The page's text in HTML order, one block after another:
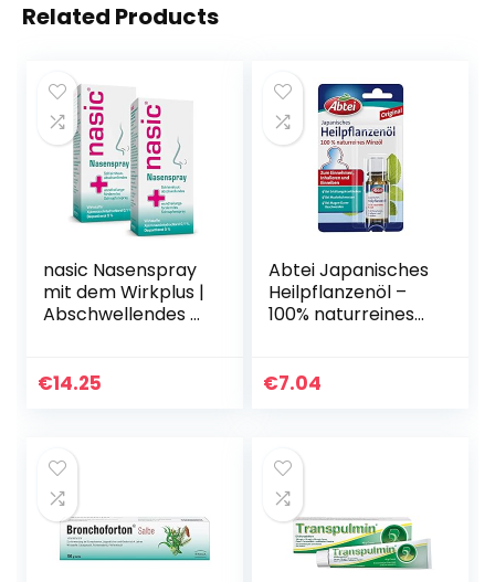
Related Products
nasic Nasenspray
mit dem Wirkplus |
Abschwellendes &
Schnupfenspray
€14.25
Abtei Japanisches
Heilpflanzenöl –
100% naturreines
Inhalieren und
€7.04